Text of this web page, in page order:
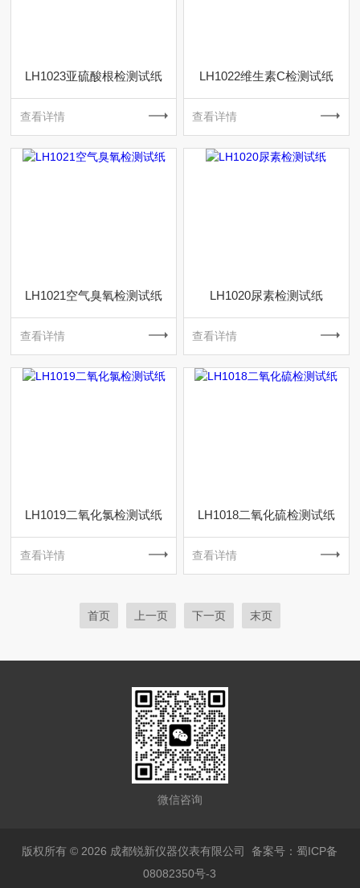
LH1023亚硫酸根检测试纸
查看详情
LH1022维生素C检测试纸
查看详情
LH1021空气臭氧检测试纸
查看详情
LH1020尿素检测试纸
查看详情
LH1019二氧化氯检测试纸
查看详情
LH1018二氧化硫检测试纸
查看详情
首页 上一页 下一页 末页
微信咨询
版权所有 © 2026 成都锐新仪器仪表有限公司备案号：蜀ICP备
08082350号-3